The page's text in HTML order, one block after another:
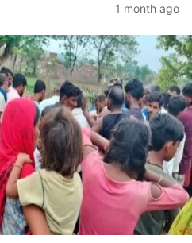
1 month ago